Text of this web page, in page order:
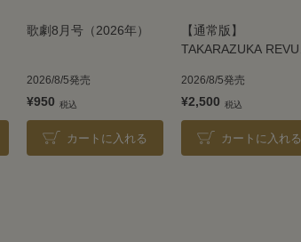
歌劇8月号（2026年）
2026/8/5発売
¥950
カートに入れる
【通常版】
TAKARAZUKA REVUE
2026/8/5発売
¥2,500
カートに入れる